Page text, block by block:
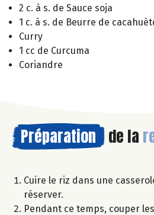
2 c. à s. de Sauce soja
1 c. à s. de Beurre de
Curry
1 cc de Curcuma
Coriandre
Préparation de la
Cuire le riz dans une
réserver.
Pendant ce temps, couper